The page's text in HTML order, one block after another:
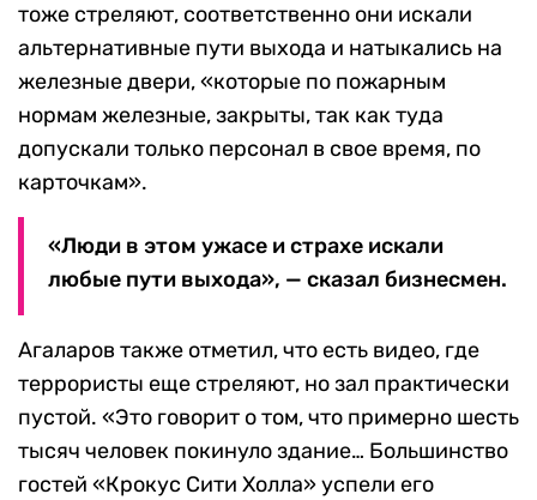
тоже стреляют, соответственно они искали
альтернативные пути выхода и натыкались на
железные двери, «которые по пожарным
нормам железные, закрыты, так как туда
допускали только персонал в свое время, по
карточкам».
«Люди в этом ужасе и страхе искали
любые пути выхода», — сказал бизнесмен.
Агаларов также отметил, что есть видео, где
террористы еще стреляют, но зал практически
пустой. «Это говорит о том, что примерно шесть
тысяч человек покинуло здание… Большинство
гостей «Крокус Сити Холла» успели его